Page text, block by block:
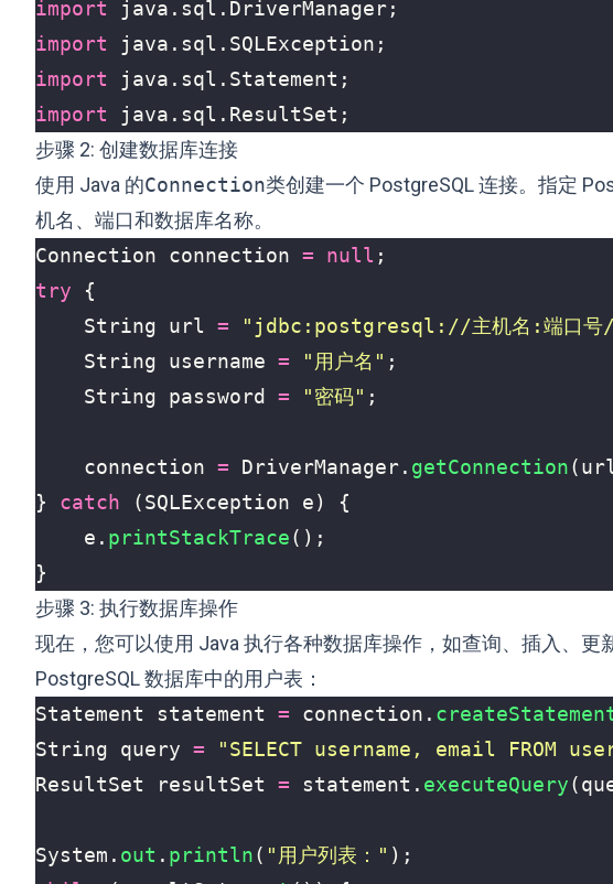
import
java.sql.DriverManager;
import
java.sql.SQLException ;
import
java.sql.Statement ;
import
java.sql.ResultSet ;
步骤 2: 创建数据库连接
使用 Java 的Connection类创建一个 PostgreSQL 连接。指定
机名、端口和数据库名称。
Connection
connection = null ;
try
{
String
url = "jdbc:postgresql://主机名:端口号/
String
username = "用户名" ;
String
password = "密码" ;
connection = DriverManager. getConnection(
}
catch (SQLException e)
{
e . printStackTrace();
}
步骤 3: 执行数据库操作
现在，您可以使用 Java 执行各种数据库操作，如查询、插入、
PostgreSQL 数据库中的用户表：
Statement
statement = connection .
String
query = "SELECT username, email FROM
ResultSet
resultSet = statement . executeQuery(
System . out . println( "用户列表：" );